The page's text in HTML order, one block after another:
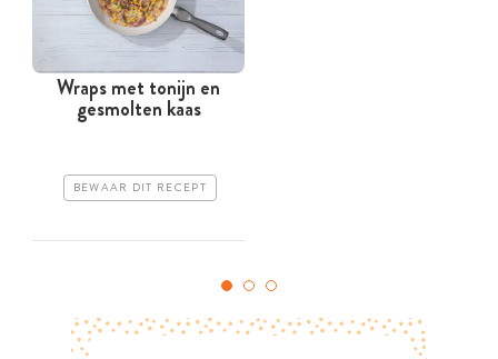
Wraps met tonijn en
gesmolten kaas
BEWAAR DIT RECEPT